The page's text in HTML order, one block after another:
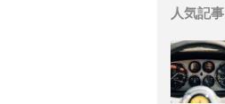
人気記事